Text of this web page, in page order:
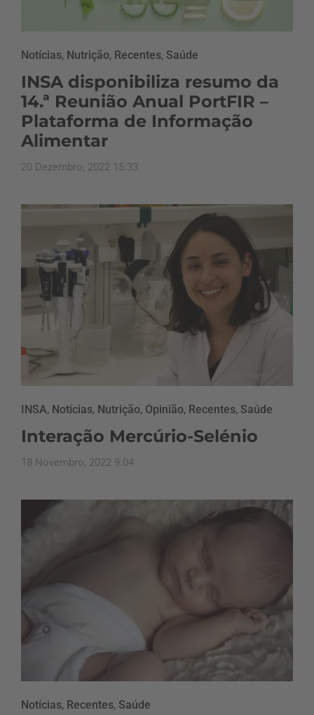
Notícias, Nutrição, Recentes, Saúde
INSA disponibiliza resumo da
14.ª Reunião Anual PortFIR –
Plataforma de Informação
Alimentar
20 Dezembro, 2022 15:33
INSA, Notícias, Nutrição, Opinião, Recentes, Saúde
Interação Mercúrio-Selénio
18 Novembro, 2022 9:04
Notícias, Recentes, Saúde